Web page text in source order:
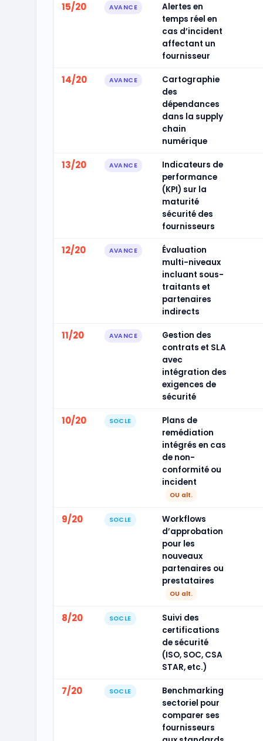
15/20 AVANCE
Alertes en
temps réel en
cas d’incident
affectant un
fournisseur
14/20 AVANCE
Cartographie
des
dépendances
dans la supply
chain
numérique
13/20 AVANCE
Indicateurs de
performance
(KPI) sur la
maturité
sécurité des
fournisseurs
12/20 AVANCE
Évaluation
multi-niveaux
incluant sous-
traitants et
partenaires
indirects
11/20 AVANCE
Gestion des
contrats et SLA
avec
intégration des
exigences de
sécurité
10/20 SOCLE
Plans de
remédiation
intégrés en cas
de non-
conformité ou
incident
OU alt.
9/20 SOCLE
Workflows
d’approbation
pour les
nouveaux
partenaires ou
prestataires
OU alt.
8/20 SOCLE
Suivi des
certifications
de sécurité
(ISO, SOC, CSA
STAR, etc.)
7/20 SOCLE
Benchmarking
sectoriel pour
comparer ses
fournisseurs